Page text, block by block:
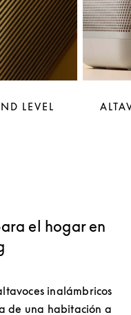
LEVEL
el hogar en
inalámbricos
de una habitación a